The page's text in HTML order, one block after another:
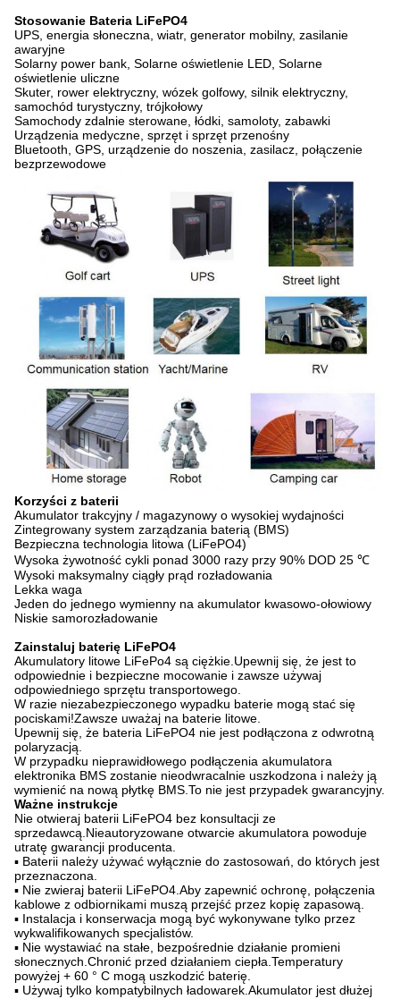
Stosowanie Bateria LiFePO4
UPS, energia słoneczna, wiatr, generator mobilny, zasilanie
awaryjne
Solarny power bank, Solarne oświetlenie LED, Solarne
oświetlenie uliczne
Skuter, rower elektryczny, wózek golfowy, silnik elektryczny,
samochód turystyczny, trójkołowy
Samochody zdalnie sterowane, łódki, samoloty, zabawki
Urządzenia medyczne, sprzęt i sprzęt przenośny
Bluetooth, GPS, urządzenie do noszenia, zasilacz, połączenie
bezprzewodowe
Korzyści z baterii
Akumulator trakcyjny / magazynowy o wysokiej wydajności
Zintegrowany system zarządzania baterią (BMS)
Bezpieczna technologia litowa (LiFePO4)
Wysoka żywotność cykli ponad 3000 razy przy 90% DOD 25 ℃
Wysoki maksymalny ciągły prąd rozładowania
Lekka waga
Jeden do jednego wymienny na akumulator kwasowo-ołowiowy
Niskie samorozładowanie
Zainstaluj baterię LiFePO4
Akumulatory litowe LiFePo4 są ciężkie.Upewnij się, że jest to
odpowiednie i bezpieczne mocowanie i zawsze używaj
odpowiedniego sprzętu transportowego.
W razie niezabezpieczonego wypadku baterie mogą stać się
pociskami!Zawsze uważaj na baterie litowe.
Upewnij się, że bateria LiFePO4 nie jest podłączona z odwrotną
polaryzacją.
W przypadku nieprawidłowego podłączenia akumulatora
elektronika BMS zostanie nieodwracalnie uszkodzona i należy ją
wymienić na nową płytkę BMS.To nie jest przypadek gwarancyjny.
Ważne instrukcje
Nie otwieraj baterii LiFePO4 bez konsultacji ze
sprzedawcą.Nieautoryzowane otwarcie akumulatora powoduje
utratę gwarancji producenta.
▪ Baterii należy używać wyłącznie do zastosowań, do których jest
przeznaczona.
▪ Nie zwieraj baterii LiFePO4.Aby zapewnić ochronę, połączenia
kablowe z odbiornikami muszą przejść przez kopię zapasową.
▪ Instalacja i konserwacja mogą być wykonywane tylko przez
wykwalifikowanych specjalistów.
▪ Nie wystawiać na stałe, bezpośrednie działanie promieni
słonecznych.Chronić przed działaniem ciepła.Temperatury
powyżej + 60 ° C mogą uszkodzić baterię.
▪ Używaj tylko kompatybilnych ładowarek.Akumulator jest dłużej